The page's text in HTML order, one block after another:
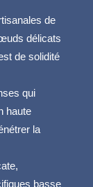
de
délicats
de solidité
qui
haute
la
basse